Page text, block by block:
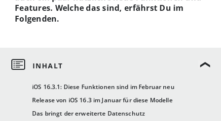
iOS 16.3.1: Diese Funktionen sind im Februar neu
Release von iOS 16.3 im Januar für diese Modelle
Das bringt der erweiterte Datenschutz
Features. Welche das sind, erfährst Du im
Folgenden.